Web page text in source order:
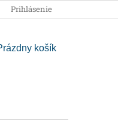
OCHRANY
Prihlásenie
košík